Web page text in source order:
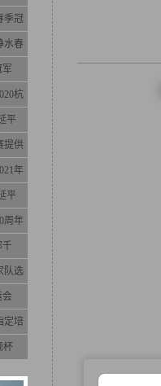
季冠
水春
军
杭
平
提供
年
平
周年
千
队选
定培
杯